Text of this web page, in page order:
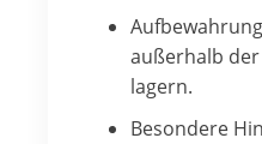
außerhalb
lagern.
Besondere